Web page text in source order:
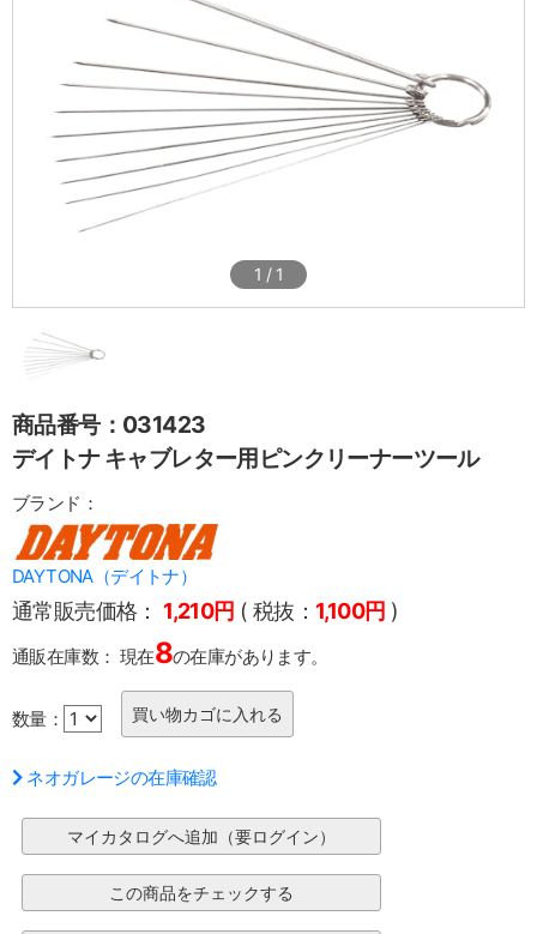
1 / 1
商品番号：031423
デイトナ キャブレター用ピンクリーナーツール
ブランド：
DAYTONA（デイトナ）
通常販売価格： 1,210円 ( 税抜： 1,100円 )
通販在庫数： 現在8の在庫があります。
数量：
ネオガレージの在庫確認